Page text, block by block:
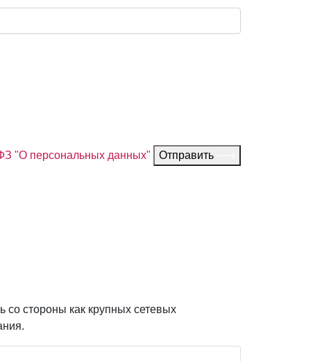
"О персональных данных" Отправить
со стороны как крупных сетевых